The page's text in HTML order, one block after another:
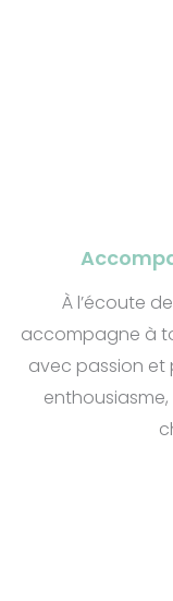
À l’écoute
accompagne à
avec passion et